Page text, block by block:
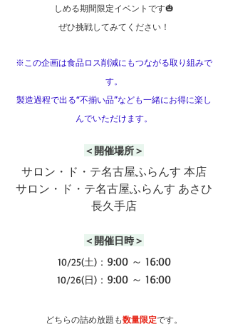
しめる期間限定イベントです🎃
ぜひ挑戦してみてください！
※この企画は食品ロス削減にもつながる取り組みで
す。
製造過程で出る“不揃い品”なども一緒にお得に楽し
んでいただけます。
＜開催場所＞
サロン・ド・テ名古屋ふらんす 本店
サロン・ド・テ名古屋ふらんす あさひ
長久手店
＜開催日時＞
10/25(土)： 9:00 ～ 16:00
10/26(日)： 9:00 ～ 16:00
どちらの詰め放題も数量限定です。